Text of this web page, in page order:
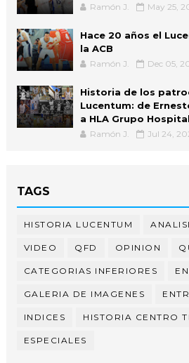
Ramón J. May 25,
Hace 20 años el
la ACB
Ramón J. Dec 05,
Historia de los
Lucentum: de
a HLA Grupo
Ramón J. Jul 24,
TAGS
HISTORIA LUCENTUM
VIDEO QFD OPINION
CATEGORIAS INFERIORES
GALERIA DE IMAGENES
INDICES HISTORIA CENTRO
ESPECIALES